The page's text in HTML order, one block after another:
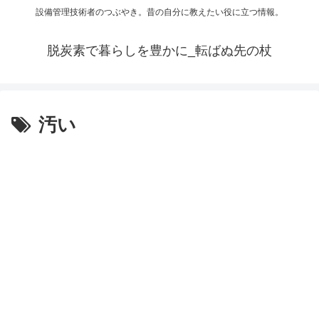
設備管理技術者のつぶやき。昔の自分に教えたい役に立つ情報。
脱炭素で暮らしを豊かに_転ばぬ先の杖
汚い